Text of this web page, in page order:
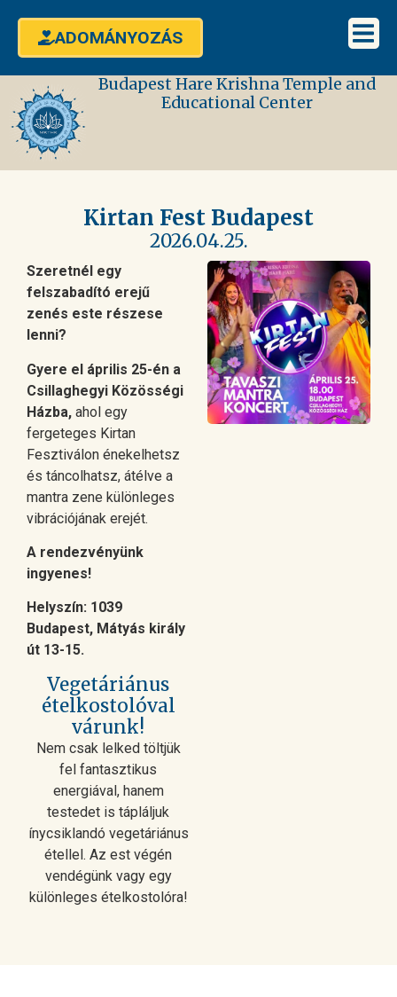
ADOMÁNYOZÁS
Budapest Hare Krishna Temple and
Educational Center
Kirtan Fest Budapest
2026.04.25.
Szeretnél egy
felszabadító erejű
zenés este részese
lenni?
Gyere el április 25-én a
Csillaghegyi Közösségi
Házba, ahol egy
fergeteges Kirtan
Fesztiválon énekelhetsz
és táncolhatsz, átélve a
mantra zene különleges
vibrációjának erejét.
A rendezvényünk
ingyenes!
Helyszín: 1039
Budapest, Mátyás király
út 13-15.
Vegetáriánus
ételkostolóval
várunk!
Nem csak lelked töltjük
fel fantasztikus
energiával, hanem
testedet is tápláljuk
ínycsiklandó vegetáriánus
étellel. Az est végén
vendégünk vagy egy
különleges ételkostolóra!